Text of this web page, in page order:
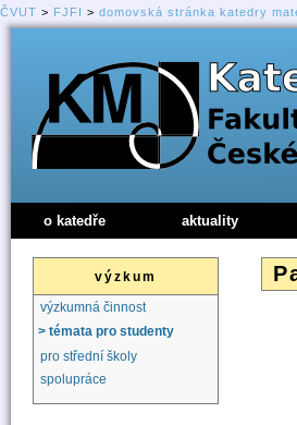
ČVUT > FJFI > domovská stránka katedry
o katedře aktuality
výzkum
výzkumná činnost
> témata pro studenty
pro střední školy
spolupráce